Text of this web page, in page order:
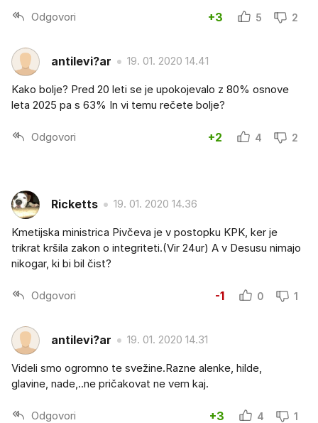
Odgovori +3 5 2
antilevi?ar 19. 01. 2020 14.41
Kako bolje? Pred 20 leti se je upokojevalo z 80% osnove
leta 2025 pa s 63% In vi temu rečete bolje?
Odgovori +2 4 2
Ricketts 19. 01. 2020 14.36
Kmetijska ministrica Pivčeva je v postopku KPK, ker je
trikrat kršila zakon o integriteti.(Vir 24ur) A v Desusu nimajo
nikogar, ki bi bil čist?
Odgovori -1 0 1
antilevi?ar 19. 01. 2020 14.31
Videli smo ogromno te svežine.Razne alenke, hilde,
glavine, nade,..ne pričakovat ne vem kaj.
Odgovori +3 4 1